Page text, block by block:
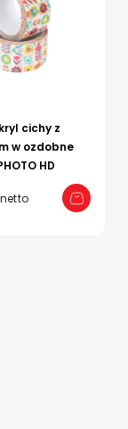
cichy z
w ozdobne
HD
netto